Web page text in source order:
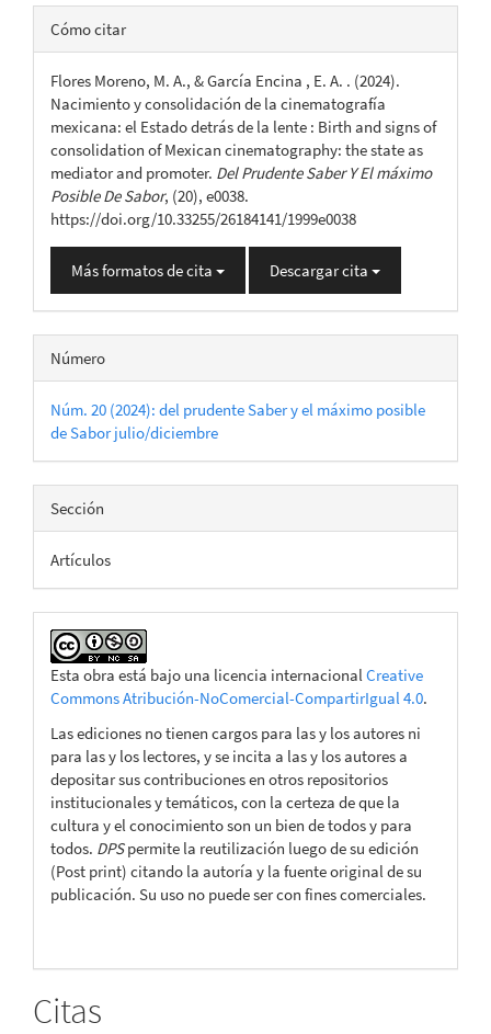
Detalles
del
artículo
Cómo citar
Flores Moreno, M. A., & García Encina , E. A. . (2024).
Nacimiento y consolidación de la cinematografía
mexicana: el Estado detrás de la lente : Birth and signs of
consolidation of Mexican cinematography: the state as
mediator and promoter. Del Prudente Saber Y El máximo
Posible De Sabor, (20), e0038.
https://doi.org/10.33255/26184141/1999e0038
Más formatos de cita Descargar cita
Número
Núm. 20 (2024): del prudente Saber y el máximo posible
de Sabor julio/diciembre
Sección
Artículos
Esta obra está bajo una licencia internacionalCreative
Commons Atribución-NoComercial-CompartirIgual 4.0.
Las ediciones no tienen cargos para las y los autores ni
para las y los lectores, y se incita a las y los autores a
depositar sus contribuciones en otros repositorios
institucionales y temáticos, con la certeza de que la
cultura y el conocimiento son un bien de todos y para
todos. DPSpermite la reutilización luego de su edición
(Post print) citando la autoría y la fuente original de su
publicación. Su uso no puede ser con fines comerciales.
Citas